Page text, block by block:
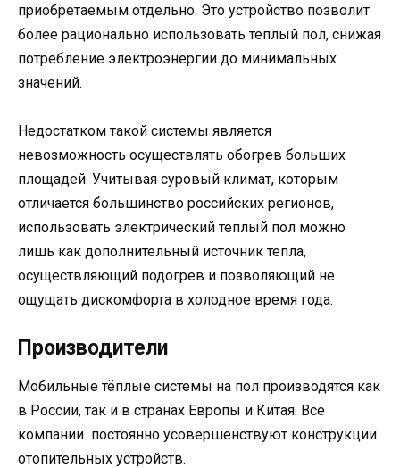
приобретаемым отдельно. Это устройство позволит
более рационально использовать теплый пол, снижая
потребление электроэнергии до минимальных
значений.
Недостатком такой системы является
невозможность осуществлять обогрев больших
площадей. Учитывая суровый климат, которым
отличается большинство российских регионов,
использовать электрический теплый пол можно
лишь как дополнительный источник тепла,
осуществляющий подогрев и позволяющий не
ощущать дискомфорта в холодное время года.
Производители
Мобильные тёплые системы на пол производятся как
в России, так и в странах Европы и Китая. Все
компании постоянно усовершенствуют конструкции
отопительных устройств.